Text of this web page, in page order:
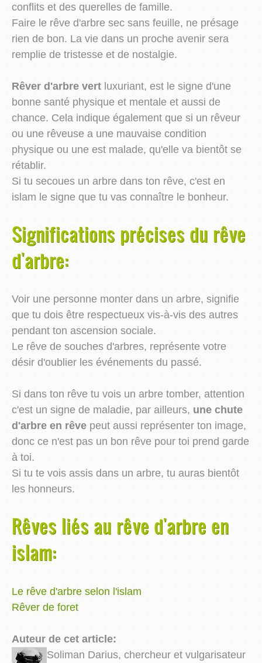
conflits et des querelles de famille.
Faire le rêve d'arbre sec sans feuille, ne présage
rien de bon. La vie dans un proche avenir sera
remplie de tristesse et de nostalgie.
Rêver d'arbre vert luxuriant, est le signe d'une
bonne santé physique et mentale et aussi de
chance. Cela indique également que si un rêveur
ou une rêveuse a une mauvaise condition
physique ou une est malade, qu'elle va bientôt se
rétablir.
Si tu secoues un arbre dans ton rêve, c'est en
islam le signe que tu vas connaître le bonheur.
Significations précises du rêve
d'arbre:
Voir une personne monter dans un arbre, signifie
que tu dois être respectueux vis-à-vis des autres
pendant ton ascension sociale.
Le rêve de souches d'arbres, représente votre
désir d'oublier les événements du passé.
Si dans ton rêve tu vois un arbre tomber, attention
c'est un signe de maladie, par ailleurs, une chute
d'arbre en rêve peut aussi représenter ton image,
donc ce n'est pas un bon rêve pour toi prend garde
à toi.
Si tu te vois assis dans un arbre, tu auras bientôt
les honneurs.
Rêves liés au rêve d'arbre en
islam:
Le rêve d'arbre selon l'islam
Rêver de foret
Auteur de cet article:
Soliman Darius, chercheur et vulgarisateur